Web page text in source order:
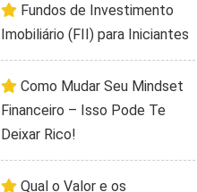
Fundos de Investimento
Imobiliário (FII) para Iniciantes
Como Mudar Seu Mindset
Financeiro – Isso Pode Te
Deixar Rico!
Qual o Valor e os